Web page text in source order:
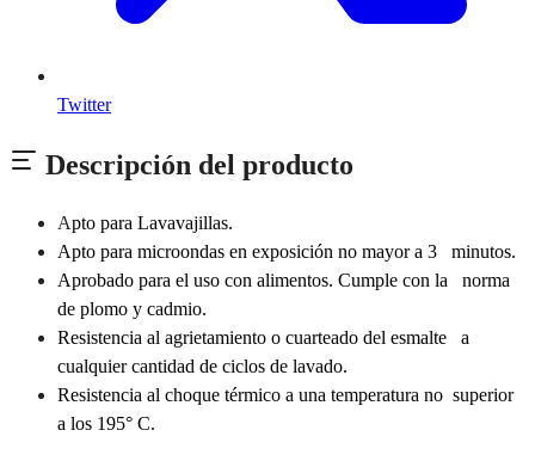
Twitter
Descripción del producto
Apto para Lavavajillas.
Apto para microondas en exposición no mayor a 3 minutos.
Aprobado para el uso con alimentos. Cumple con la norma
de plomo y cadmio.
Resistencia al agrietamiento o cuarteado del esmalte a
cualquier cantidad de ciclos de lavado.
Resistencia al choque térmico a una temperatura no superior
a los 195° C.